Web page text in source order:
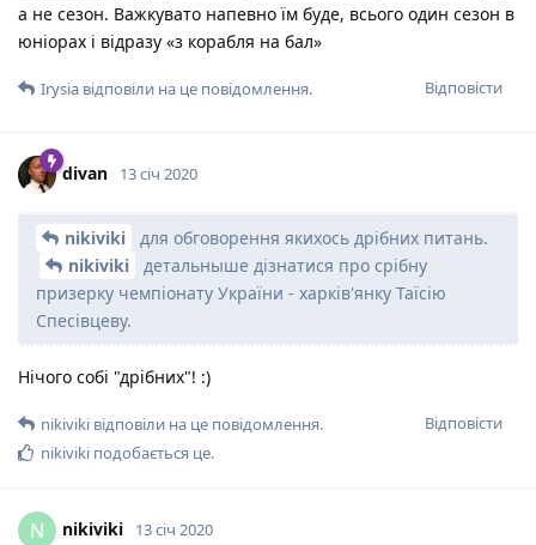
а не сезон. Важкувато напевно їм буде, всього один сезон в
юніорах і відразу «з корабля на бал»
Відповісти
Irysia відповіли на це повідомлення.
divan 13 січ 2020
nikiviki
для обговорення якихось дрібних питань.
nikiviki
детальныше дізнатися про срібну
призерку чемпіонату України - харків'янку Таїсію
Спесівцеву.
Нічого собі "дрібних"! :)
Відповісти
nikiviki відповіли на це повідомлення.
nikiviki подобається це.
N nikiviki 13 січ 2020